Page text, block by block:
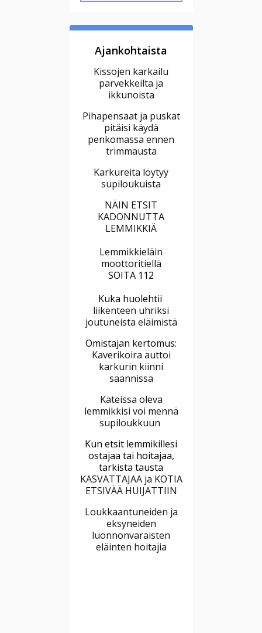
Ajankohtaista
Kissojen karkailu
parvekkeilta ja
ikkunoista
Pihapensaat ja puskat
pitäisi käydä
penkomassa ennen
trimmausta
Karkureita löytyy
supiloukuista
NÄIN ETSIT
KADONNUTTA
LEMMIKKIÄ
Lemmikkieläin
moottoritiellä
SOITA 112
Kuka huolehtii
liikenteen uhriksi
joutuneista eläimistä
Omistajan kertomus:
Kaverikoira auttoi
karkurin kiinni
saannissa
Kateissa oleva
lemmikkisi voi mennä
supiloukkuun
Kun etsit lemmikillesi
ostajaa tai hoitajaa,
tarkista tausta
KASVATTAJAA ja KOTIA
ETSIVÄÄ HUIJATTIIN
Loukkaantuneiden ja
eksyneiden
luonnonvaraisten
eläinten hoitajia